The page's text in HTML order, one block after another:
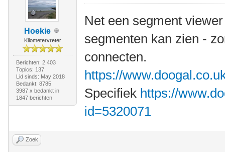
Hoekie
Kilometervreter
Berichten: 2.403
Topics: 137
Lid sinds: May 2018
Bedankt: 8785
3987 x bedankt in
1847 berichten
Net een segment
segmenten kan zien -
connecten.
https://
Specifiek https://
id=5320071
Zoek